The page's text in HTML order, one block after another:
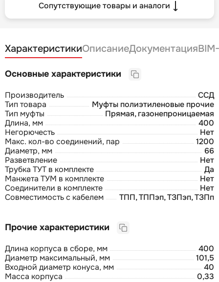
Сопутствующие товары и аналоги
ХарактеристикиОписаниеДокументация
Основные характеристики
Производитель
ССД
Тип товара
Муфты полиэтиленовые прочие
Тип муфты
Прямая, газонепроницаемая
Длина, мм
400
Негорючесть
Нет
Макс. кол-во соединений, пар
1200
Диаметр, мм
66
Разветвление
Нет
Трубка ТУТ в комплекте
Да
Манжета ТУМ в комплекте
Нет
Соединители в комплекте
Нет
Совместимость с кабелем
ТПП, ТППэп, ТЗПэп, ТЗПп
Прочие характеристики
Длина корпуса в сборе, мм
400
Диаметр максимальный, мм
101,5
Входной диаметр конуса, мм
40
Масса корпуса
0,33